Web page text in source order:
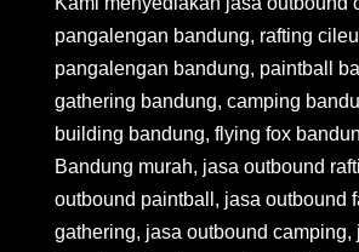
pangalengan bandung, rafting
pangalengan bandung, paintball
gathering bandung, camping
building bandung, flying fox
Bandung murah, jasa outbound
outbound paintball, jasa outbound
gathering, jasa outbound camping,